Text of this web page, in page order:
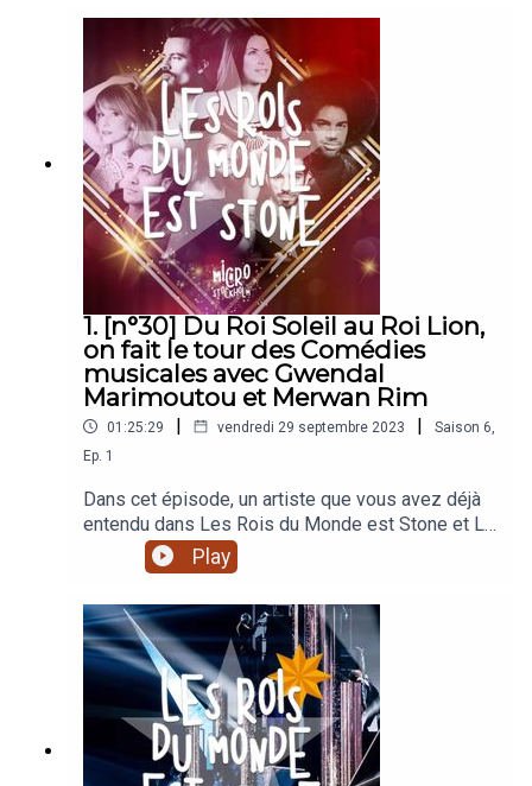
aux familles, à Rome et à l'Egypte.
1. [n°30] Du Roi Soleil au Roi Lion,
on fait le tour des Comédies
musicales avec Gwendal
Marimoutou et Merwan Rim
01:25:29 | vendredi 29 septembre 2023 | Saison 6
Ep. 1
Dans cet épisode, un artiste que vous avez déjà
entendu dans Les Rois du Monde est Stone et LE
BOSS FINAL DE NOTRE PODCAST, aka Gwendal
Marimoutou (Résiste, Le Roi Lion) et Merwan Rim
Amélie, Julien et Virginie, ils parlent de la tournée
"Les Comédies Musicales" qui s'arrêtera le 15
mars 2023 au Palais des Sports, mais aussi de
leur expérience dans le grand monde de la
comédie musicale !
Play